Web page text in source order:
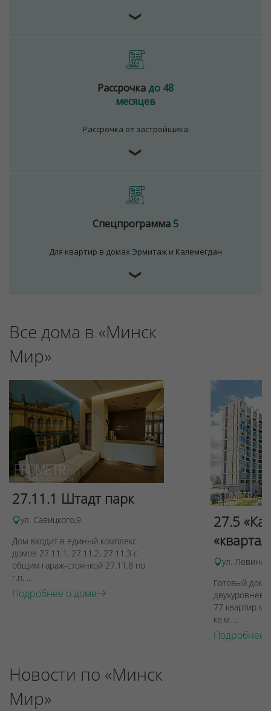
❯
Рассрочкадо 48
месяцев
Рассрочка от застройщика
❯
Спецпрограмма5
Для квартир в домах Эрмитаж и Калемегдан
❯
Все дома в «Минск
Мир»
27.11.1 Штадт парк
ул. Савицкого,9
Дом входит в единый комплекс
домов 27.11.1, 27.11.2, 27.11.3 с
общим гараж-стоянкой 27.11.8 по
г.п. ...
Подробнее о доме
27.5
ул. Левина,
Готовый дом
77 квартир
кв.м. ...
Подробнее
Новости по «Минск
Мир»
Для обеспечения удобства пользователей сайта
Принять
Отклонить